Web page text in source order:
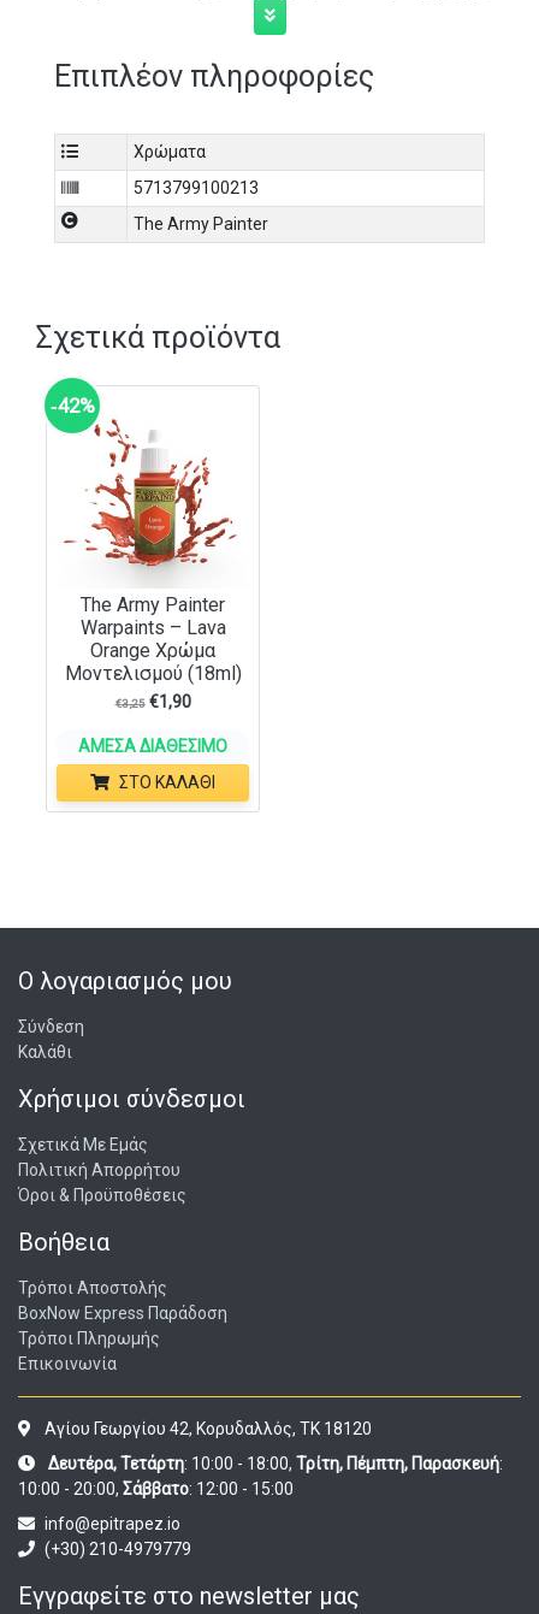
and all manner of Greens. If in doubt: go for STRONG
Επιπλέον πληροφορίες
Χρώματα
5713799100213
The Army Painter
Σχετικά προϊόντα
‑42%
The Army Painter
Warpaints – Lava
Orange Χρώμα
Μοντελισμού (18ml)
€3,25 €1,90
ΆΜΕΣΑ ΔΙΑΘΈΣΙΜΟ
ΣΤΟ ΚΑΛΆΘΙ
Ο λογαριασμός μου
Σύνδεση
Καλάθι
Χρήσιμοι σύνδεσμοι
Σχετικά Με Εμάς
Πολιτική Απορρήτου
Όροι & Προϋποθέσεις
Βοήθεια
Τρόποι Αποστολής
BoxNow Express Παράδοση
Τρόποι Πληρωμής
Επικοινωνία
Αγίου Γεωργίου 42, Κορυδαλλός, ΤΚ 18120
Δευτέρα, Τετάρτη: 10:00 - 18:00, Τρίτη, Πέμπτη, Παρασκευή:
10:00 - 20:00, Σάββατο: 12:00 - 15:00
info@epitrapez.io
(+30) 210-4979779
Εγγραφείτε στο newsletter μας